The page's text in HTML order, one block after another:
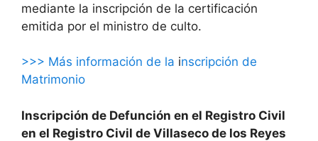
mediante la inscripción de la certificación
emitida por el ministro de culto.
>>> Más información de la inscripción de
Matrimonio
Inscripción de Defunción en el Registro Civil
en el Registro Civil de Villaseco de los Reyes